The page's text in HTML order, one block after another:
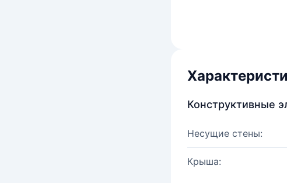
Конструктивные
Несущие стены:
Крыша: